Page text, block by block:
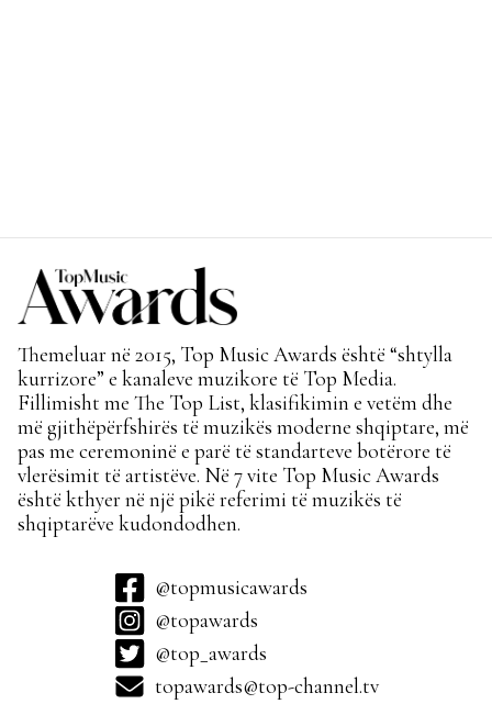
Themeluar në 2015, Top Music Awards është “shtylla
kurrizore” e kanaleve muzikore të Top Media.
Fillimisht me The Top List, klasifikimin e vetëm dhe
më gjithëpërfshirës të muzikës moderne shqiptare, më
pas me ceremoninë e parë të standarteve botërore të
vlerësimit të artistëve. Në 7 vite Top Music Awards
është kthyer në një pikë referimi të muzikës të
shqiptarëve kudondodhen.
@topmusicawards
@topawards
@top_awards
topawards@top-channel.tv